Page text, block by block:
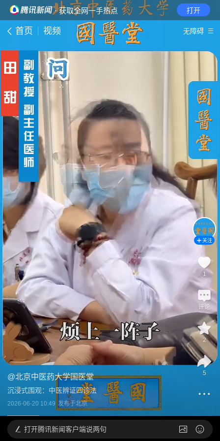
· 获取全网一手热点 打开
首页 视频 无障碍
@北京中医药大学国医堂
沉浸式围观：中医辨证四诊法
2026-06-20 10:49 发布于北京
关注
1
评论
2
5
打开腾讯新闻客户端说两句